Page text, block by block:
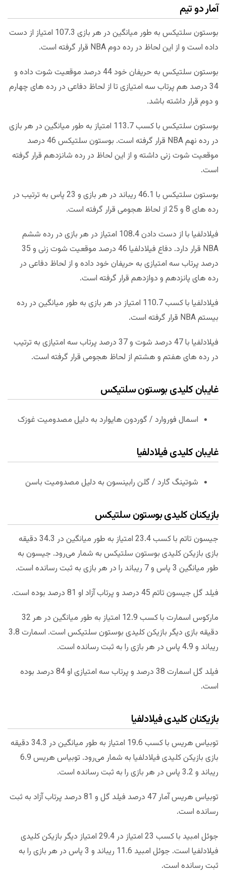
آمار دو تیم
بوستون سلتیکس به طور میانگین در هر بازی 107.3 امتیاز از دست
داده است و از این لحاظ در رده دوم NBA قرار گرفته است.
بوستون سلتیکس به حریفان خود 44 درصد موقعیت شوت داده و
34 درصد هم پرتاب سه امتیازی تا از لحاظ دفاعی در رده های چهارم
و دوم قرار داشته باشد.
بوستون سلتیکس با کسب 113.7 امتیاز به طور میانگین در هر بازی
در رده نهم NBA قرار گرفته است. بوستون سلتیکس 46 درصد
موقعیت شوت زنی داشته و از این لحاظ در رده شانزدهم قرار گرفته
است.
بوستون سلتیکس با 46.1 ریباند در هر بازی و 23 پاس به ترتیب در
رده های 8 و 25 از لحاظ هجومی قرار گرفته است.
فیلادلفیا با از دست دادن 108.4 امتیاز در هر بازی در رده ششم
NBA قرار دارد. دفاع فیلادلفیا 46 درصد موقعیت شوت زنی و 35
درصد پرتاب سه امتیازی به حریفان خود داده و از لحاظ دفاعی در
رده های پانزدهم و دوازدهم قرار گرفته است.
فیلادلفیا با کسب 110.7 امتیاز در هر بازی به طور میانگین در رده
بیستم NBA قرار گرفته است.
فیلادلفیا با 47 درصد شوت و 37 درصد پرتاب سه امتیازی به ترتیب
در رده های هفتم و هشتم از لحاظ هجومی قرار گرفته است.
غایبان کلیدی بوستون سلتیکس
اسمال فوروارد / گوردون هایوارد به دلیل مصدومیت غوزک
غایبان کلیدی فیلادلفیا
شوتینگ گارد / گلن رابینسون به دلیل مصدومیت باسن
بازیکنان کلیدی بوستون سلتیکس
جیسون تاتم با کسب 23.4 امتیاز به طور میانگین در 34.3 دقیقه
بازی بازیکن کلیدی بوستون سلتیکس به شمار می‌رود. جیسون به
طور میانگین 3 پاس و 7 ریباند را در هر بازی به ثبت رسانده است.
فیلد گل جیسون تاتم 45 درصد و پرتاب آزاد او 81 درصد بوده است.
مارکوس اسمارت با کسب 12.9 امتیاز به طور میانگین در هر 32
دقیقه بازی دیگر بازیکن کلیدی بوستون سلتیکس است. اسمارت 3.8
ریباند و 4.9 پاس در هر بازی را به ثبت رسانده است.
فیلد گل اسمارت 38 درصد و پرتاب سه امتیازی او 84 درصد بوده
است.
بازیکنان کلیدی فیلادلفیا
توبیاس هریس با کسب 19.6 امتیاز به طور میانگین در 34.3 دقیقه
بازی بازیکن کلیدی فیلادلفیا به شمار می‌رود. توبیاس هریس 6.9
ریباند و 3.2 پاس در هر بازی را به ثبت رسانده است.
توبیاس هریس آمار 47 درصد فیلد گل و 81 درصد پرتاب آزاد به ثبت
رسانده است.
جوئل امبید با کسب 23 امتیاز در 29.4 امتیاز دیگر بازیکن کلیدی
فیلادلفیا است. جوئل امبید 11.6 ریباند و 3 پاس در هر بازی را به
ثبت رسانده است.